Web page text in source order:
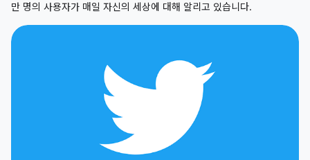
만 명의 사용자가 매일 자신의 세상에 대해 알리고 있습니다.